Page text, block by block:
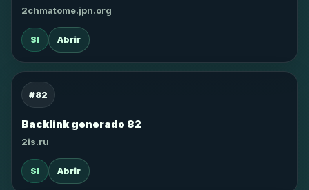
2chmatome.jpn.org
SI Abrir
#82
Backlink generado 82
2is.ru
SI Abrir